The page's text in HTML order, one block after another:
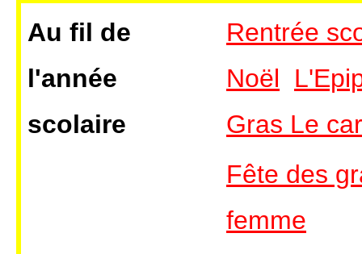
Au fil de
l'année
scolaire
Rentrée
Noël
Gras Le
Fête des
femme